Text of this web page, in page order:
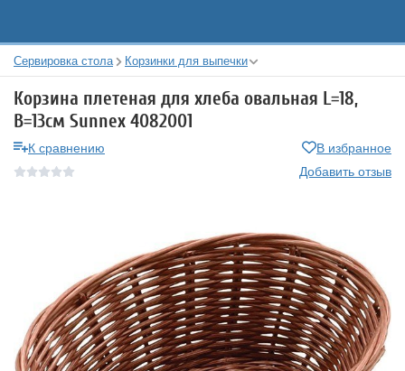
Сервировка стола Корзинки для выпечки
Корзина плетеная для хлеба овальная L=18,
B=13см Sunnex 4082001
К сравнению
В избранное
Добавить отзыв